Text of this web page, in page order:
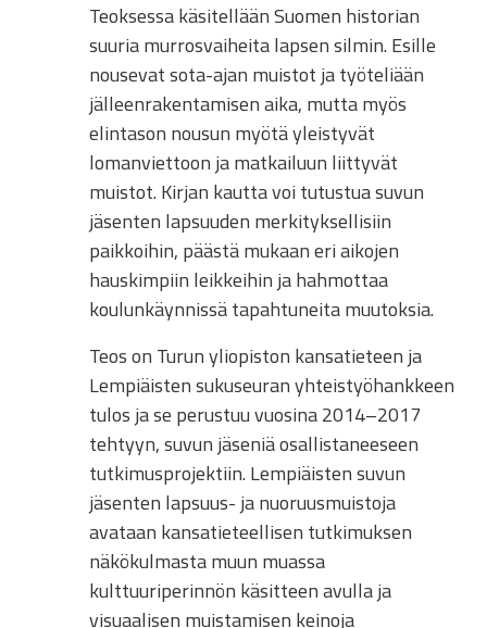
Teoksessa käsitellään Suomen historian
suuria murrosvaiheita lapsen silmin. Esille
nousevat sota-ajan muistot ja työteliään
jälleenrakentamisen aika, mutta myös
elintason nousun myötä yleistyvät
lomanviettoon ja matkailuun liittyvät
muistot. Kirjan kautta voi tutustua suvun
jäsenten lapsuuden merkityksellisiin
paikkoihin, päästä mukaan eri aikojen
hauskimpiin leikkeihin ja hahmottaa
koulunkäynnissä tapahtuneita muutoksia.
Teos on Turun yliopiston kansatieteen ja
Lempiäisten sukuseuran yhteistyöhankkeen
tulos ja se perustuu vuosina 2014–2017
tehtyyn, suvun jäseniä osallistaneeseen
tutkimusprojektiin. Lempiäisten suvun
jäsenten lapsuus- ja nuoruusmuistoja
avataan kansatieteellisen tutkimuksen
näkökulmasta muun muassa
kulttuuriperinnön käsitteen avulla ja
visuaalisen muistamisen keinoja